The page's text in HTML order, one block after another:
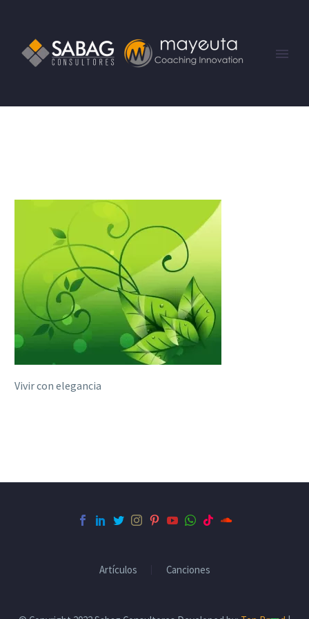
Vivir con elegancia
Artículos Canciones